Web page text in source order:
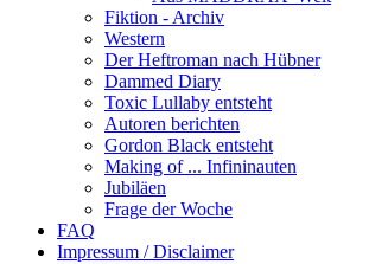
Fiktion - Archiv
Western
Der Heftroman nach Hübner
Dammed Diary
Toxic Lullaby entsteht
Autoren berichten
Gordon Black entsteht
Making of ... Infininauten
Jubiläen
Frage der Woche
FAQ
Impressum / Disclaimer